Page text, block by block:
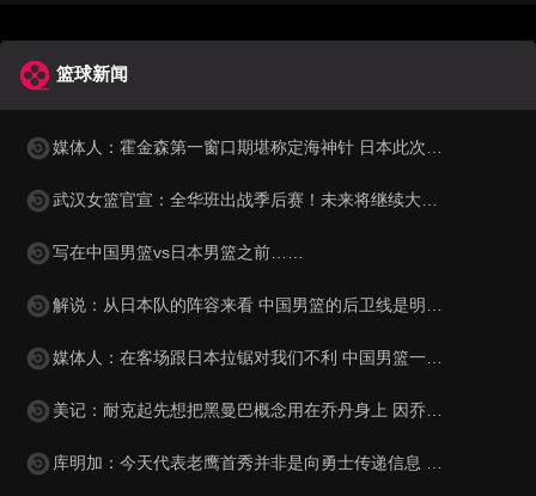
篮球新闻
媒体人：霍金森第一窗口期堪称定海神针 日本此次弃用他勇气可嘉
武汉女篮官宣：全华班出战季后赛！未来将继续大力培养年轻球员
写在中国男篮vs日本男篮之前……
解说：从日本队的阵容来看 中国男篮的后卫线是明显占优势的
媒体人：在客场跟日本拉锯对我们不利 中国男篮一定要立足于进攻
美记：耐克起先想把黑曼巴概念用在乔丹身上 因乔丹怕蛇而否决
库明加：今天代表老鹰首秀并非是向勇士传递信息 不在意别人的话